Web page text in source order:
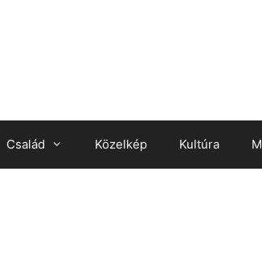
Család Közelkép Kultúra